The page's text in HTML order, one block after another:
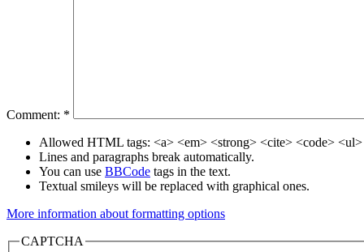
Comment: *
Allowed HTML tags: <a> <em> <strong> <cite> <code>
Lines and paragraphs break automatically.
You can use BBCode tags in the text.
Textual smileys will be replaced with graphical ones.
More information about formatting options
CAPTCHA